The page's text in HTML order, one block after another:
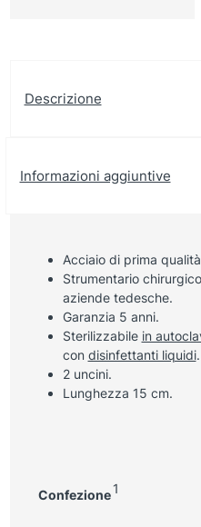
Descrizione
Informazioni aggiuntive
Acciaio di prima
Strumentario
aziende tedesche.
Garanzia 5 anni.
Sterilizzabile in
con disinfettanti liquidi.
2 uncini.
Lunghezza 15 cm.
Confezione 1